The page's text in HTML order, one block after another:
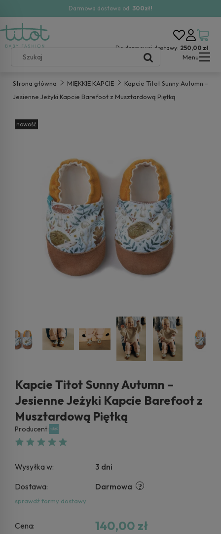
Darmowa dostawa od: 300zł!
Do darmowej dostawy: 250,00 zł
Menu
Strona główna MIĘKKIE KAPCIE
Kapcie Titot Sunny Autumn –
Jesienne Jeżyki Kapcie Barefoot z Musztardową Piętką
nowość
Kapcie Titot Sunny Autumn –
Jesienne Jeżyki Kapcie Barefoot z
Musztardową Piętką
Producent:
Wysyłka w:
3 dni
Dostawa:
Darmowa
sprawdź formy dostawy
Cena: 140,00 zł